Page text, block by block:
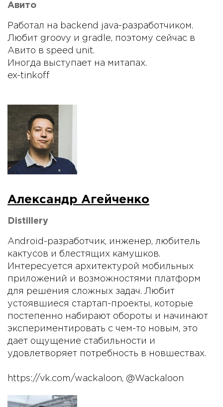
Авито
Работал на backend java-разработчиком.
Любит groovy и gradle, поэтому сейчас в
Авито в speed unit.
Иногда выступает на митапах.
ex-tinkoff
Александр Агейченко
Distillery
Android-разработчик, инженер, любитель
кактусов и блестящих камушков.
Интересуется архитектурой мобильных
приложений и возможностями платформ
для решения сложных задач. Любит
устоявшиеся стартап-проекты, которые
постепенно набирают обороты и начинают
экспериментировать с чем-то новым, это
дает ощущение стабильности и
удовлетворяет потребность в новшествах.
https://vk.com/wackaloon, @Wackaloon